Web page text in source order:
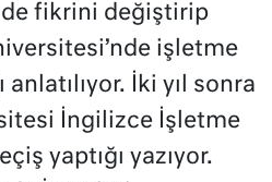
fikrini değiştirip
işletme
anlatılıyor. İki yıl sonra
İngilizce İşletme
yaptığı yazıyor.